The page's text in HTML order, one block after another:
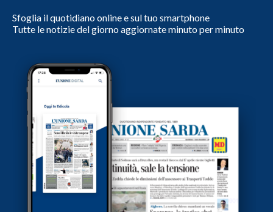
Sfoglia il quotidiano online e sul tuo smartphone
Tutte le notizie del giorno aggiornate minuto per minuto